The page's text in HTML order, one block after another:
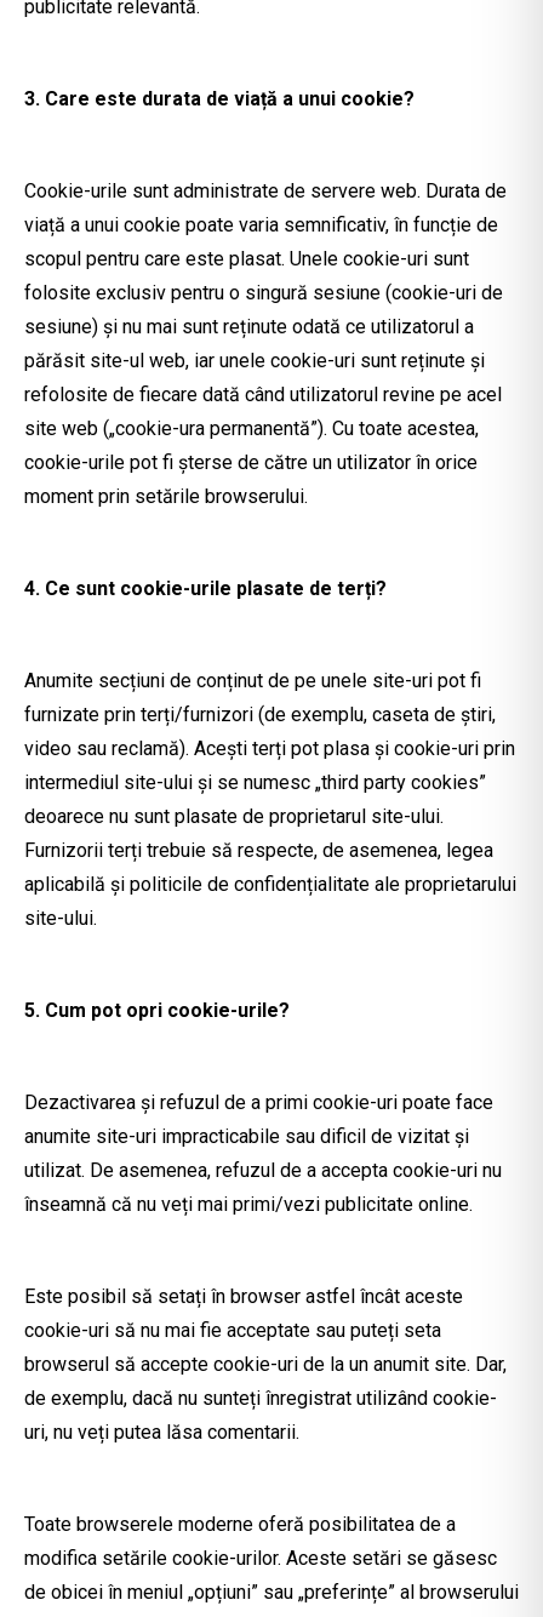
publicitate relevantă.
3. Care este durata de viață a unui cookie?
Cookie-urile sunt administrate de servere web. Durata de
viață a unui cookie poate varia semnificativ, în funcție de
scopul pentru care este plasat. Unele cookie-uri sunt
folosite exclusiv pentru o singură sesiune (cookie-uri de
sesiune) și nu mai sunt reținute odată ce utilizatorul a
părăsit site-ul web, iar unele cookie-uri sunt reținute și
refolosite de fiecare dată când utilizatorul revine pe acel
site web („cookie-ura permanentă”). Cu toate acestea,
cookie-urile pot fi șterse de către un utilizator în orice
moment prin setările browserului.
4. Ce sunt cookie-urile plasate de terți?
Anumite secțiuni de conținut de pe unele site-uri pot fi
furnizate prin terți/furnizori (de exemplu, caseta de știri,
video sau reclamă). Acești terți pot plasa și cookie-uri prin
intermediul site-ului și se numesc „third party cookies”
deoarece nu sunt plasate de proprietarul site-ului.
Furnizorii terți trebuie să respecte, de asemenea, legea
aplicabilă și politicile de confidențialitate ale proprietarului
site-ului.
5. Cum pot opri cookie-urile?
Dezactivarea și refuzul de a primi cookie-uri poate face
anumite site-uri impracticabile sau dificil de vizitat și
utilizat. De asemenea, refuzul de a accepta cookie-uri nu
înseamnă că nu veți mai primi/vezi publicitate online.
Este posibil să setați în browser astfel încât aceste
cookie-uri să nu mai fie acceptate sau puteți seta
browserul să accepte cookie-uri de la un anumit site. Dar,
de exemplu, dacă nu sunteți înregistrat utilizând cookie-
uri, nu veți putea lăsa comentarii.
Toate browserele moderne oferă posibilitatea de a
modifica setările cookie-urilor. Aceste setări se găsesc
de obicei în meniul „opțiuni” sau „preferințe” al browserului